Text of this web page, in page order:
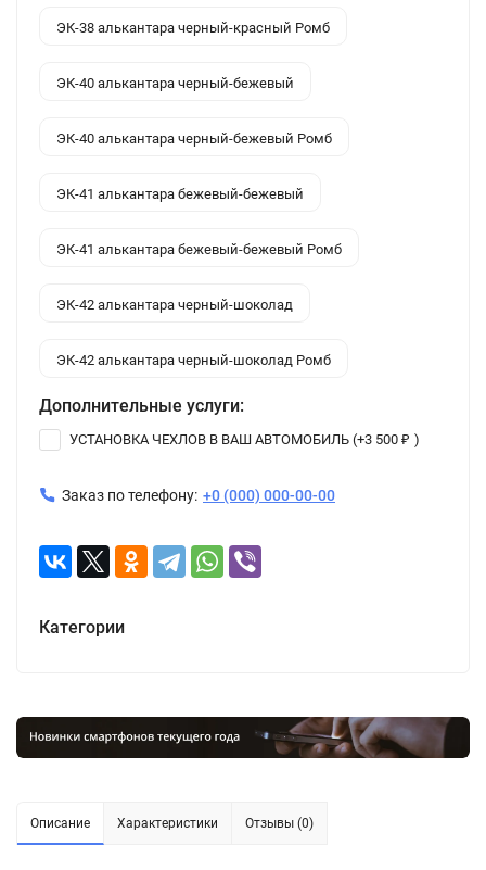
ЭК-38 алькантара черный-красный Ромб
ЭК-40 алькантара черный-бежевый
ЭК-40 алькантара черный-бежевый Ромб
ЭК-41 алькантара бежевый-бежевый
ЭК-41 алькантара бежевый-бежевый Ромб
ЭК-42 алькантара черный-шоколад
ЭК-42 алькантара черный-шоколад Ромб
Дополнительные услуги:
УСТАНОВКА ЧЕХЛОВ В ВАШ АВТОМОБИЛЬ (+3 500 ₽ )
Заказ по телефону: +0 (000) 000-00-00
Категории
Описание Характеристики Отзывы (0)